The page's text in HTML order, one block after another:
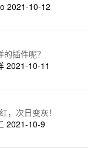
2021-10-12
插件呢？
2021-10-11
，次日变灰！
2021-10-9